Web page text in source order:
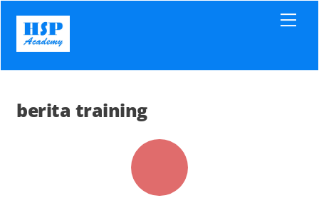
content
berita training